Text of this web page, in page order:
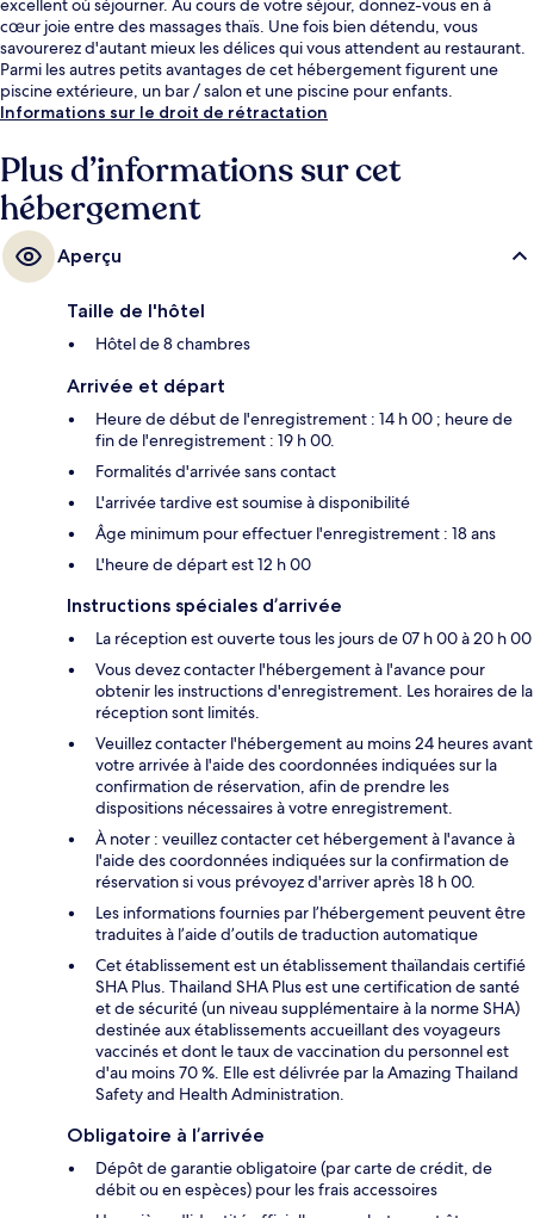
excellent où séjourner. Au cours de votre séjour, donnez-vous en à
cœur joie entre des massages thaïs. Une fois bien détendu, vous
savourerez d'autant mieux les délices qui vous attendent au restaurant.
Parmi les autres petits avantages de cet hébergement figurent une
piscine extérieure, un bar / salon et une piscine pour enfants.
Informations sur le droit de rétractation
Plus d’informations sur cet
hébergement
Aperçu
Taille de l'hôtel
Hôtel de 8 chambres
Arrivée et départ
Heure de début de l'enregistrement : 14 h 00 ; heure de
fin de l'enregistrement : 19 h 00.
Formalités d'arrivée sans contact
L'arrivée tardive est soumise à disponibilité
Âge minimum pour effectuer l'enregistrement : 18 ans
L'heure de départ est 12 h 00
Instructions spéciales d’arrivée
La réception est ouverte tous les jours de 07 h 00 à 20 h 00
Vous devez contacter l'hébergement à l'avance pour
obtenir les instructions d'enregistrement. Les horaires de la
réception sont limités.
Veuillez contacter l'hébergement au moins 24 heures avant
votre arrivée à l'aide des coordonnées indiquées sur la
confirmation de réservation, afin de prendre les
dispositions nécessaires à votre enregistrement.
À noter : veuillez contacter cet hébergement à l'avance à
l'aide des coordonnées indiquées sur la confirmation de
réservation si vous prévoyez d'arriver après 18 h 00.
Les informations fournies par l’hébergement peuvent être
traduites à l’aide d’outils de traduction automatique
Cet établissement est un établissement thaïlandais certifié
SHA Plus. Thailand SHA Plus est une certification de santé
et de sécurité (un niveau supplémentaire à la norme SHA)
destinée aux établissements accueillant des voyageurs
vaccinés et dont le taux de vaccination du personnel est
d'au moins 70 %. Elle est délivrée par la Amazing Thailand
Safety and Health Administration.
Obligatoire à l’arrivée
Dépôt de garantie obligatoire (par carte de crédit, de
débit ou en espèces) pour les frais accessoires